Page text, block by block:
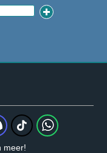
meer!